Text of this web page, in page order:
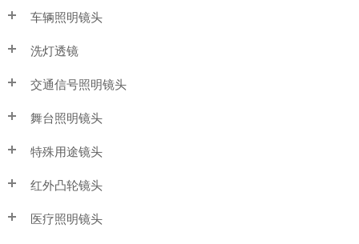
车辆照明镜头
洗灯透镜
交通信号照明镜头
舞台照明镜头
特殊用途镜头
红外凸轮镜头
医疗照明镜头